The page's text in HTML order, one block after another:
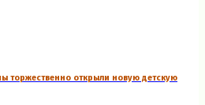
торжественно открыли новую детскую